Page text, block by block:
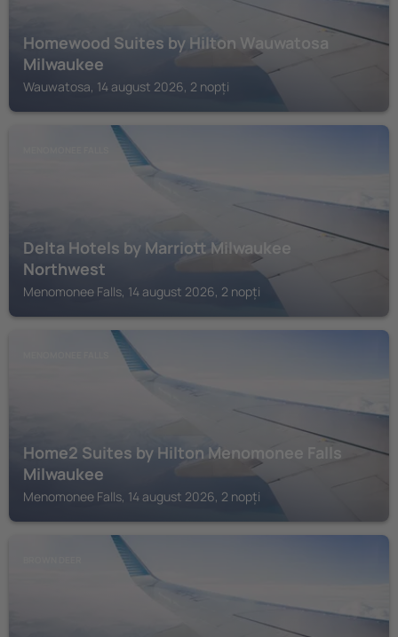
Homewood Suites by Hilton Wauwatosa
Milwaukee
Wauwatosa, 14 august 2026, 2 nopți
Delta Hotels by Marriott Milwaukee
Northwest
Menomonee Falls, 14 august 2026, 2 nopți
Home2 Suites by Hilton Menomonee Falls
Milwaukee
Menomonee Falls, 14 august 2026, 2 nopți